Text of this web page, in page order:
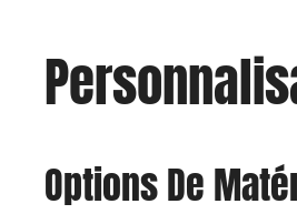
Options De